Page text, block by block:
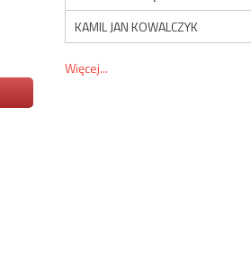
KAMIL JAN KOWALCZYK
Więcej...